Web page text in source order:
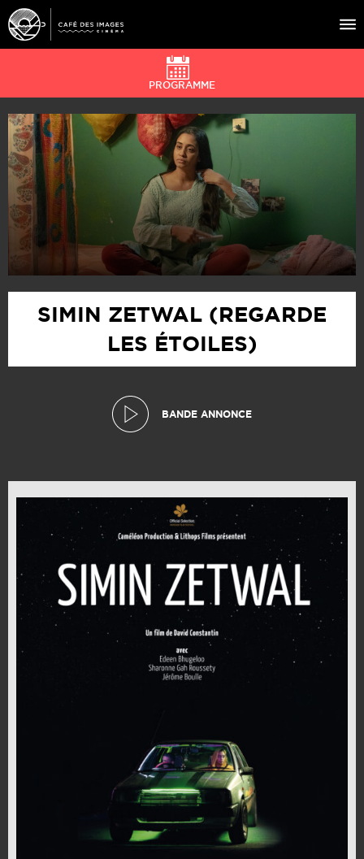
À L’AFFICHE
ÉVÉNEMENTS
CAFÉ DU CINÉ
PRATIQUE
ÉDUCATION AUX IMAGES
SIMIN ZETWAL (REGARDE
LES ÉTOILES)
BANDE ANNONCE
PROGRAMME